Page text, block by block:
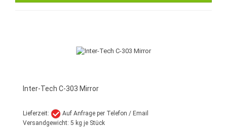
Inter-Tech C-303 Mirror
Lieferzeit:
Auf Anfrage per Telefon / Email
Versandgewicht: 5 kg je Stück